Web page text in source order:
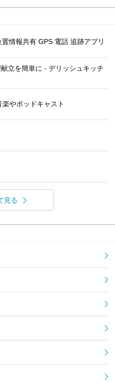
情報共有 GPS 電話 追跡アプリ
立を簡単‪に - デリッシュキッチ
やポッドキャスト
見る